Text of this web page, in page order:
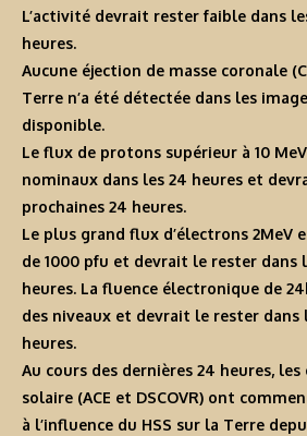
L’activité devrait rester faible dans
heures.
Aucune éjection de masse coronale
Terre n’a été détectée dans les
disponible.
Le flux de protons supérieur à 10
nominaux dans les 24 heures et
prochaines 24 heures.
Le plus grand flux d’électrons 2MeV
de 1000 pfu et devrait le rester dans
heures. La fluence électronique de
des niveaux et devrait le rester dans
heures.
Au cours des dernières 24 heures,
solaire (ACE et DSCOVR) ont
à l’influence du HSS sur la Terre